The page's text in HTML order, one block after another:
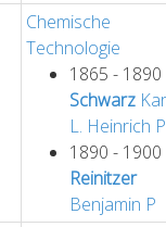
Chemische
Technologie
1865 - 1890
Schwarz
L. Heinrich P
1890 - 1900
Reinitzer
Benjamin P